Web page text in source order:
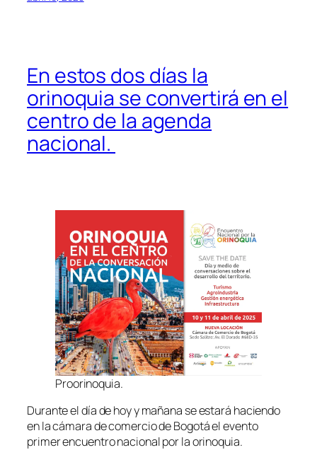
En estos dos días la
orinoquia se convertirá en el
centro de la agenda
nacional.
Proorinoquia.
Durante el día de hoy y mañana se estará haciendo
en la cámara de comercio de Bogotá el evento
primer encuentro nacional por la orinoquia.